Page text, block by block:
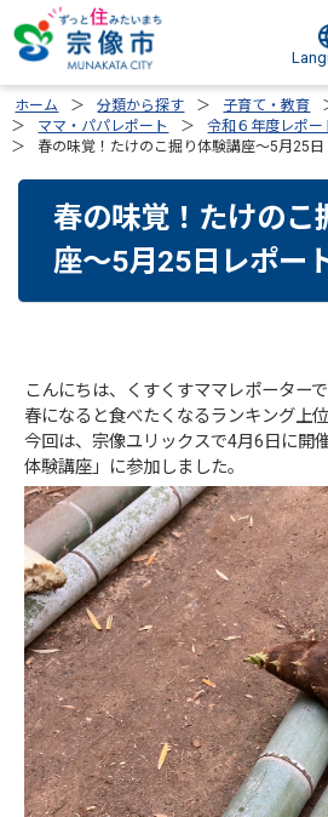
ホーム 分類から探す 子育て・教育
ママ・パパレポート
令和６年度レポー
春の味覚！たけのこ掘り体験講座～5月25
春の味覚！たけのこ
座～5月25日レポー
こんにちは、くすくすママレポーターで
春になると食べたくなるランキング上
今回は、宗像ユリックスで4月6日に開
体験講座」に参加しました。